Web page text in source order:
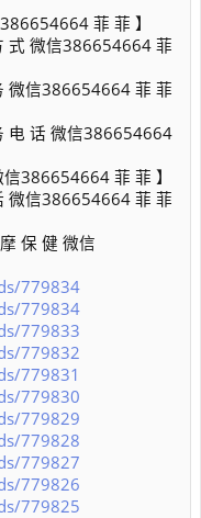
菲 菲 】
式 微信386654664 菲
微信386654664 菲 菲
电 话 微信386654664
386654664 菲 菲 】
微信386654664 菲 菲
保 健 微信
779834
779834
779833
779832
779831
779830
779829
779828
779827
779826
779825